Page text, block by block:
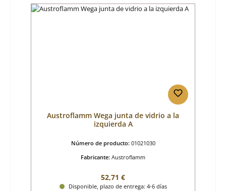
Austroflamm Wega junta de vidrio a la
izquierda A
Número de producto: 01021030
Fabricante: Austroflamm
Precio normal:
52,71 €
Disponible, plazo de entrega: 4-6 días